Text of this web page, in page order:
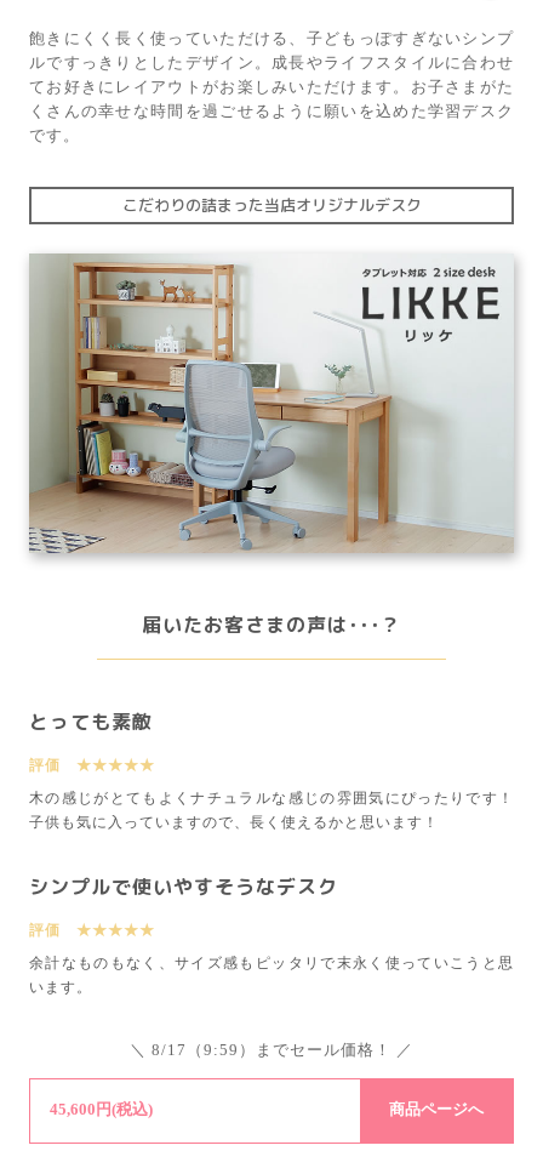
飽きにくく長く使っていただける、子どもっぽすぎないシンプ
ルですっきりとしたデザイン。成長やライフスタイルに合わせ
てお好きにレイアウトがお楽しみいただけます。お子さまがた
くさんの幸せな時間を過ごせるように願いを込めた学習デスク
です。
こだわりの詰まった当店オリジナルデスク
届いたお客さまの声は･･･？
とっても素敵
評価 ★★★★★
木の感じがとてもよくナチュラルな感じの雰囲気にぴったりです！
子供も気に入っていますので、長く使えるかと思います！
シンプルで使いやすそうなデスク
評価 ★★★★★
余計なものもなく、サイズ感もピッタリで末永く使っていこうと思
います。
＼ 8/17（9:59）までセール価格！ ／
45,600円(税込) 商品ページへ